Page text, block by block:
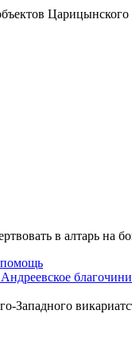
в алтарь на
Андреевское
Западного